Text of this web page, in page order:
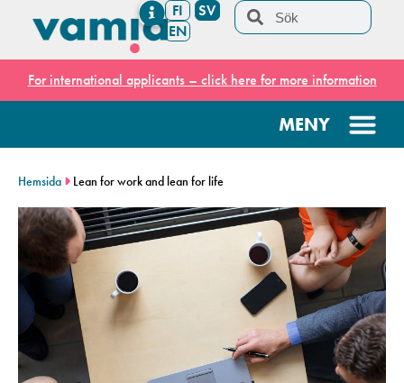
FI
SV
EN
For international applicants – click here for more information
Hemsida Lean for work and lean for life